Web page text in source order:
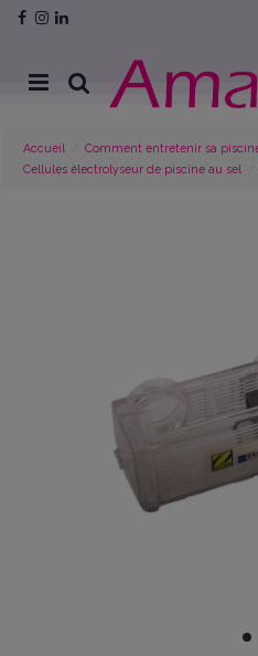
Accueil Comment entretenir sa
Cellules électrolyseur de piscine au sel